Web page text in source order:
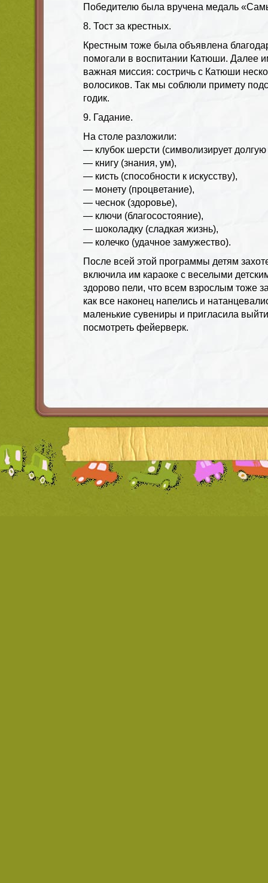
Победителю была вручена медаль
8. Тост за крестных.
Крестным тоже была объявлена
помогали в воспитании Катюши. Далее
важная миссия: состричь с Катюши
волосиков. Так мы соблюли примету
годик.
9. Гадание.
На столе разложили:
— клубок шерсти (символизирует долгую
— книгу (знания, ум),
— кисть (способности к искусству),
— монету (процветание),
— чеснок (здоровье),
— ключи (благосостояние),
— шоколадку (сладкая жизнь),
— колечко (удачное замужество).
После всей этой программы детям
включила им караоке с веселыми
здорово пели, что всем взрослым тоже
как все наконец напелись и
маленькие сувениры и пригласила
посмотреть фейерверк.